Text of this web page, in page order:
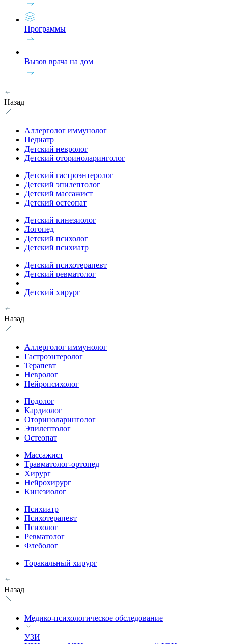
Программы
Вызов врача на дом
Назад
Аллерголог иммунолог
Педиатр
Детский невролог
Детский оториноларинголог
Детский гастроэнтеролог
Детский эпилептолог
Детский массажист
Детский остеопат
Детский кинезиолог
Логопед
Детский психолог
Детский психиатр
Детский психотерапевт
Детский ревматолог
Детский хирург
Назад
Аллерголог иммунолог
Гастроэнтеролог
Терапевт
Невролог
Нейропсихолог
Подолог
Кардиолог
Оториноларинголог
Эпилептолог
Остеопат
Массажист
Травматолог-ортопед
Хирург
Нейрохирург
Кинезиолог
Психиатр
Психотерапевт
Психолог
Ревматолог
Флеболог
Торакальный хирург
Назад
Медико-психологическое обследование
УЗИ